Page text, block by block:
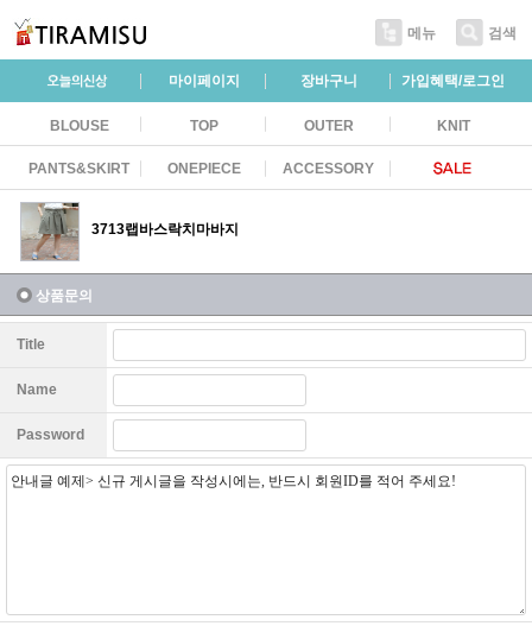
메뉴 검색
마이페이지 장바구니 가입혜택/로그인
BLOUSE TOP OUTER KNIT
PANTS&SKIRT ONEPIECE ACCESSORY
3713랩바스락치마바지
상품문의
Title
Name
Password